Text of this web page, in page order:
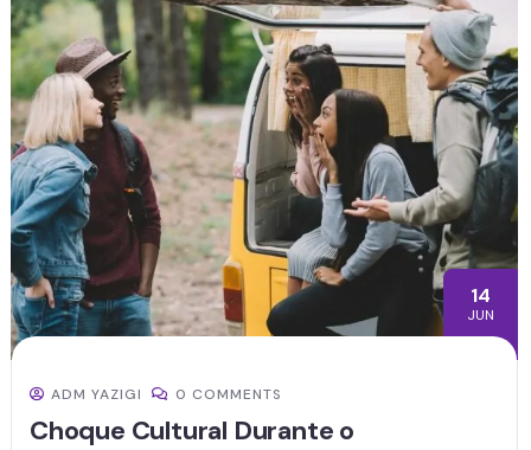
14
JUN
ADM YAZIGI 0 COMMENTS
Choque Cultural Durante o